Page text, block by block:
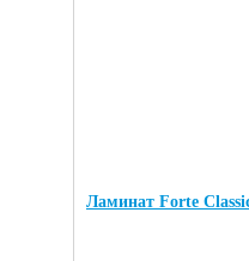
Ламинат Forte